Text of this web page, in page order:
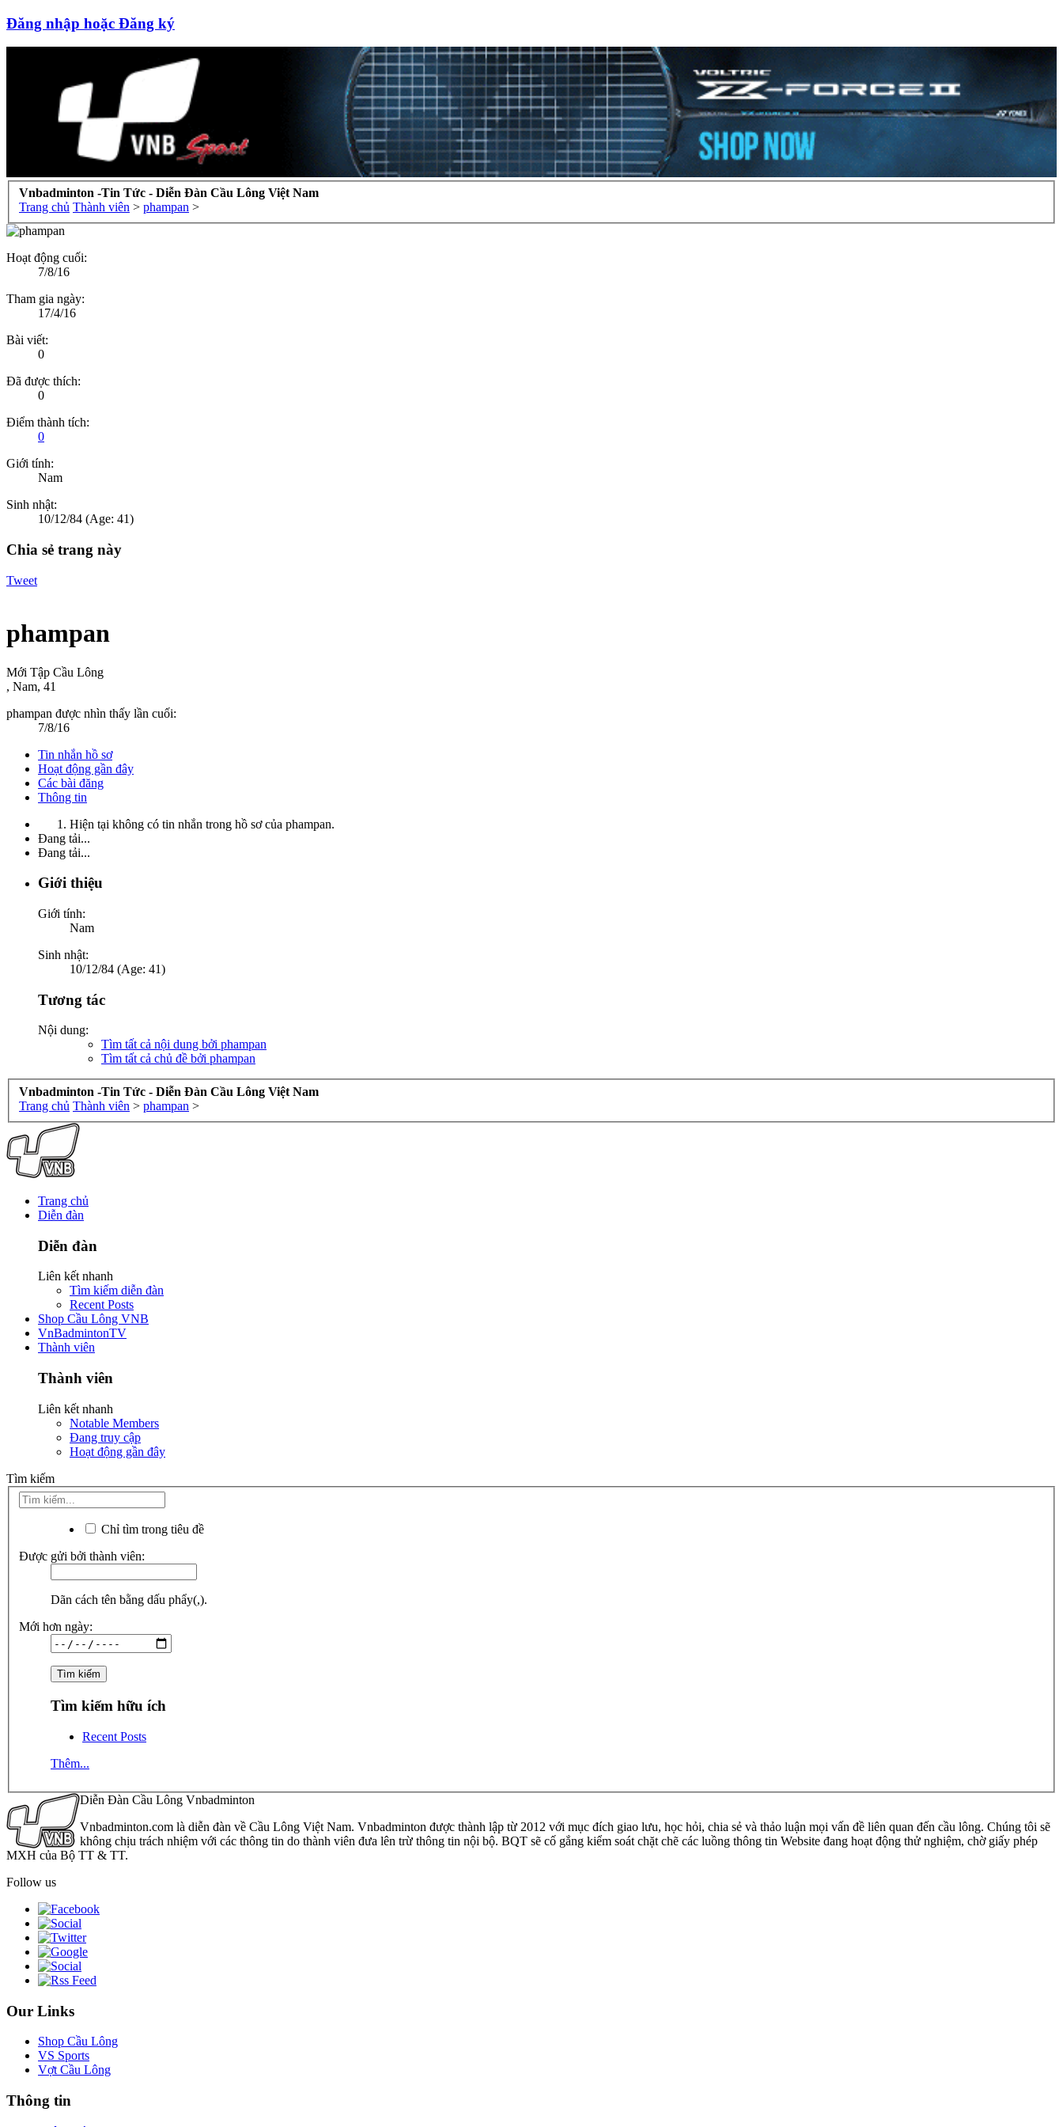
Đăng nhập hoặc Đăng ký
Vnbadminton -Tin Tức - Diễn Đàn Cầu Lông Việt Nam
Trang chủ Thành viên > phampan >
Hoạt động cuối:
7/8/16
Tham gia ngày:
17/4/16
Bài viết:
0
Đã được thích:
0
Điểm thành tích:
0
Giới tính:
Nam
Sinh nhật:
10/12/84 (Age: 41)
Chia sẻ trang này
Tweet
phampan
Mới Tập Cầu Lông
, Nam, 41
phampan được nhìn thấy lần cuối:
7/8/16
Tin nhắn hồ sơ
Hoạt động gần đây
Các bài đăng
Thông tin
Hiện tại không có tin nhắn trong hồ sơ của phampan.
Đang tải...
Đang tải...
Giới thiệu
Giới tính:
Nam
Sinh nhật:
10/12/84 (Age: 41)
Tương tác
Nội dung:
Tìm tất cả nội dung bởi phampan
Tìm tất cả chủ đề bởi phampan
Vnbadminton -Tin Tức - Diễn Đàn Cầu Lông Việt Nam
Trang chủ Thành viên > phampan >
Trang chủ
Diễn đàn
Diễn đàn
Liên kết nhanh
Tìm kiếm diễn đàn
Recent Posts
Shop Cầu Lông VNB
VnBadmintonTV
Thành viên
Thành viên
Liên kết nhanh
Notable Members
Đang truy cập
Hoạt động gần đây
Tìm kiếm
Chỉ tìm trong tiêu đề
Được gửi bởi thành viên:
Dãn cách tên bằng dấu phẩy(,).
Mới hơn ngày:
Tìm kiếm hữu ích
Recent Posts
Thêm...
Diễn Đàn Cầu Lông Vnbadminton
Vnbadminton.com là diễn đàn về Cầu Lông Việt Nam. Vnbadminton được thành lập từ 2012 với mục đích giao lưu, học hỏi, chia sẻ và thảo luận mọi vấn đề liên quan đến cầu lông. Chúng tôi sẽ
không chịu trách nhiệm với các thông tin do thành viên đưa lên trừ thông tin nội bộ. BQT sẽ cố gắng kiểm soát chặt chẽ các luồng thông tin Website đang hoạt động thử nghiệm, chờ giấy phép
MXH của Bộ TT & TT.
Follow us
Our Links
Shop Cầu Lông
VS Sports
Vợt Cầu Lông
Thông tin